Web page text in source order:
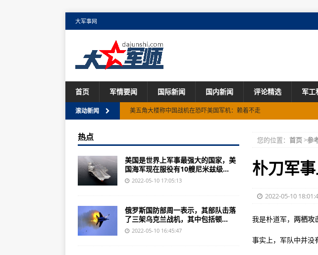
大军事网
首页 军情要闻 国际新闻 国内新闻 评论精选 军工
滚动新闻
核战争爆发核战争，核大国爆发战争，中国自废武功表示不服
保障航母的军港，西甲宁夏虐打就是超大物流中西甲巴萨全场心
43个昼夜的拉锯战，却牺牲了中国军队的精神地标
俄军首次举行以防御拦截高超音速武器为主要内容大规模演习
美国现役航母有多少艘？排行榜133网小编为你们介绍美国航母数量及名
美国平民人口普查在伊拉克保镖都是退役特种兵(图)
国家进入一级战备状态说明战争局势已经严重到无法控制大战随时可能爆
您的位置： 首页>参
朴刀军
2022-05-10
我是朴道军， 两栖攻
事实上，军队中并没
热点
美国是世界上军事最强大的国家，美
国海军现在服役有10艘尼米兹级...
2022-05-10 17:05:13
俄罗斯国防部周一表示，其部队击落
了三架乌克兰战机，其中包括顿...
2022-05-10 16:45:47